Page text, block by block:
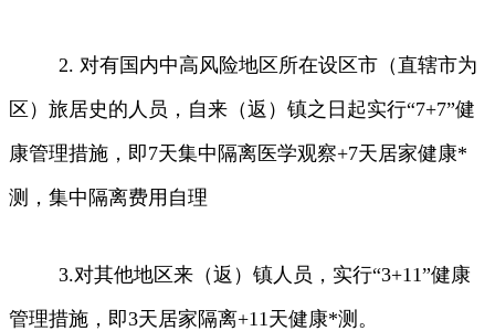
2. 对有国内中高风险地区所在设区市（直辖市为
区）旅居史的人员，自来（返）镇之日起实行“7+7”健
康管理措施，即7天集中隔离医学观察+7天居家健康*
测，集中隔离费用自理
3.对其他地区来（返）镇人员，实行“3+11”健康
管理措施，即3天居家隔离+11天健康*测。